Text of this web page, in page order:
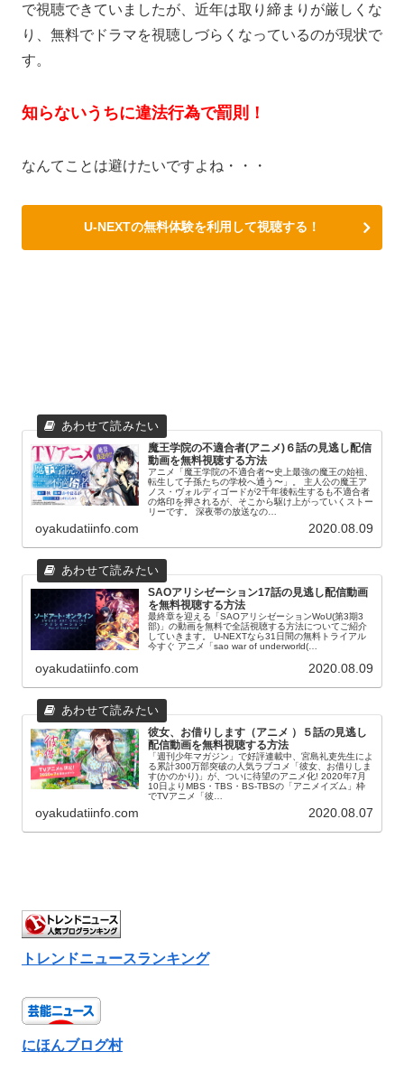
で視聴できていましたが、近年は取り締まりが厳しくな
り、無料でドラマを視聴しづらくなっているのが現状で
す。
知らないうちに違法行為で罰則！
なんてことは避けたいですよね・・・
U-NEXTの無料体験を利用して視聴する！
魔王学院の不適合者(アニメ)６話の見逃し配信
動画を無料視聴する方法
アニメ「魔王学院の不適合者〜史上最強の魔王の始祖、
転生して子孫たちの学校へ通う〜」。 主人公の魔王ア
ノス・ヴォルディゴードが2千年後転生するも不適合者
の烙印を押されるが、そこから駆け上がっていくストー
リーです。 深夜帯の放送なの…
oyakudatiinfo.com 2020.08.09
SAOアリシゼーション17話の見逃し配信動画
を無料視聴する方法
最終章を迎える「SAOアリシゼーションWoU(第3期3
部)」の動画を無料で全話視聴する方法についてご紹介
していきます。 U-NEXTなら31日間の無料トライアル
今すぐ アニメ「sao war of underworld(…
oyakudatiinfo.com 2020.08.09
彼女、お借りします（アニメ ）５話の見逃し
配信動画を無料視聴する方法
「週刊少年マガジン」で好評連載中、宮島礼吏先生によ
る累計300万部突破の人気ラブコメ「彼女、お借りしま
す(かのかり)」が、ついに待望のアニメ化! 2020年7月
10日よりMBS・TBS・BS-TBSの「アニメイズム」枠
でTVアニメ「彼…
oyakudatiinfo.com 2020.08.07
トレンドニュースランキング
にほんブログ村